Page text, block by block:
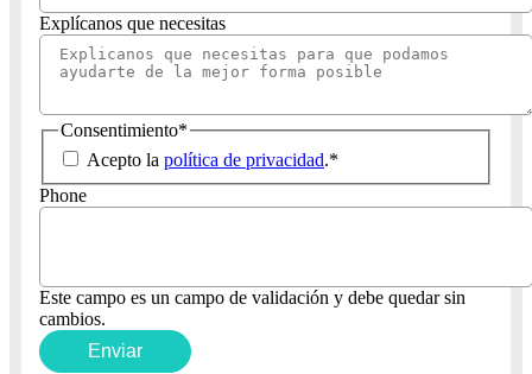
Explícanos que necesitas
Consentimiento*
Acepto la política de privacidad.*
Phone
Este campo es un campo de validación y debe quedar sin
cambios.